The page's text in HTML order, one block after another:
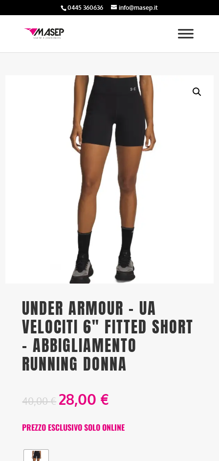
0445 360636 info@masep.it
UNDER ARMOUR – UA
VELOCITI 6" FITTED SHORT
– ABBIGLIAMENTO
RUNNING DONNA
40,00€ 28,00 €
PREZZO ESCLUSIVO SOLO ONLINE